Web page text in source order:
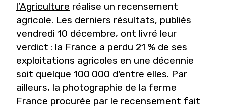
l’Agriculture réalise un recensement
agricole. Les derniers résultats, publiés
vendredi 10 décembre, ont livré leur
verdict : la France a perdu 21 % de ses
exploitations agricoles en une décennie
soit quelque 100 000 d'entre elles. Par
ailleurs, la photographie de la ferme
France procurée par le recensement fait